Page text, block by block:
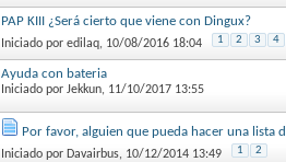
PAP KIII ¿Será cierto que viene con Dingux?
Iniciado por edilaq, 10/08/2016 18:04 1 2 3 4
Ayuda con bateria
Iniciado por Jekkun, 11/10/2017 13:55
Por favor, alguien que pueda hacer una lista
Iniciado por Davairbus, 10/12/2014 13:49 1 2